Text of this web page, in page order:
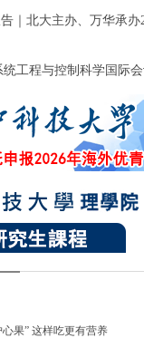
｜北大主办、万华承
工程与控制科学国际会
果” 这样吃更有营养